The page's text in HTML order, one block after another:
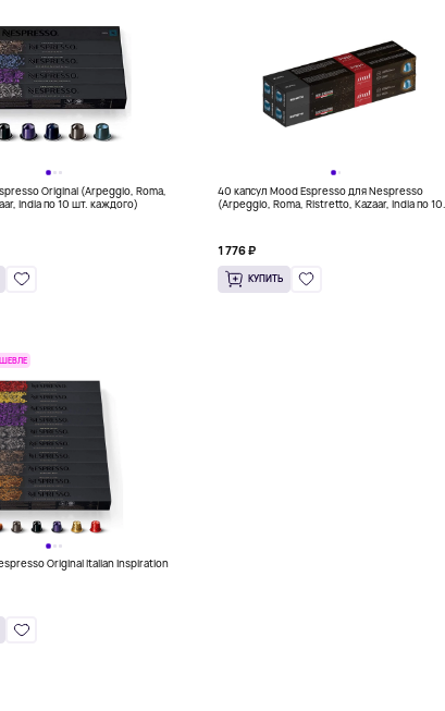
Original (Arpeggio, Roma,
India по 10 шт. каждого)
40 капсул Mood Espresso для Nespresso
(Arpeggio, Roma, Ristretto, Kazaar, India по 10
1 776 ₽
КУПИТЬ
Original Italian Inspiration